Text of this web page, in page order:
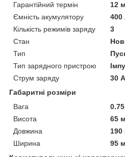
Гарантійний термін
12
Ємність акумулятору
400
Кількість режимів заряду
3
Стан
Тип
Тип зарядного пристрою
Струм заряду
30 А
Габаритні розміри
Вага
0.75
Висота
65
Довжина
Ширина
95